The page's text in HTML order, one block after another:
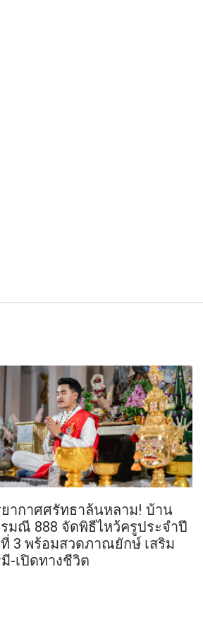
ากาศศรัทธาล้นหลาม! บ้าน
มณี 888 จัดพิธีไหว้ครูประจำปี
3 พร้อมสวดภาณยักษ์ เสริม
-เปิดทางชีวิต